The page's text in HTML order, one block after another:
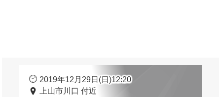
2019年12月29日(日)12:20
上山市川口 付近